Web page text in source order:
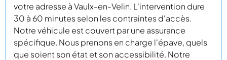
votre adresse à Vaulx-en-Velin. L'intervention dure
30 à 60 minutes selon les contraintes d'accès.
Notre véhicule est couvert par une assurance
spécifique. Nous prenons en charge l'épave, quels
que soient son état et son accessibilité. Notre